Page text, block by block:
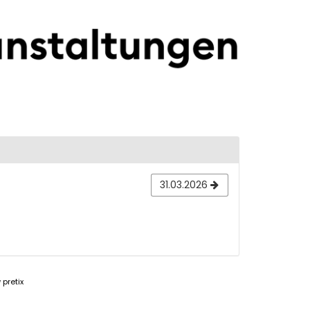
31.03.2026
pretix